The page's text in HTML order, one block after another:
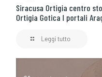
Siracusa Ortigia centro
Ortigia Gotica I portali
Leggi tutto